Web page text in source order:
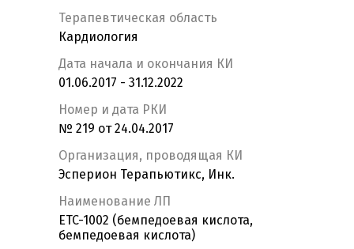
Терапевтическая область
Кардиология
Дата начала и окончания КИ
01.06.2017 - 31.12.2022
Номер и дата РКИ
№ 219 от 24.04.2017
Организация, проводящая КИ
Эсперион Терапьютикс, Инк.
Наименование ЛП
ETC-1002 (бемпедоевая кислота,
бемпедоевая кислота)